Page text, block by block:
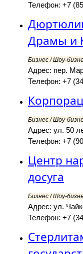
Телефон: +7
Драмы и
Бизнес / Шоу-
Адрес: пер.
Телефон: +7
Бизнес / Шоу-
Адрес: ул. 50
Телефон: +7
Центр
досуга
Бизнес / Шоу-
Адрес: ул.
Телефон: +7